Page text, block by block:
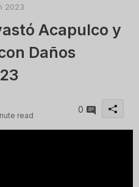
2023
Acapulco y
Daños
read
0